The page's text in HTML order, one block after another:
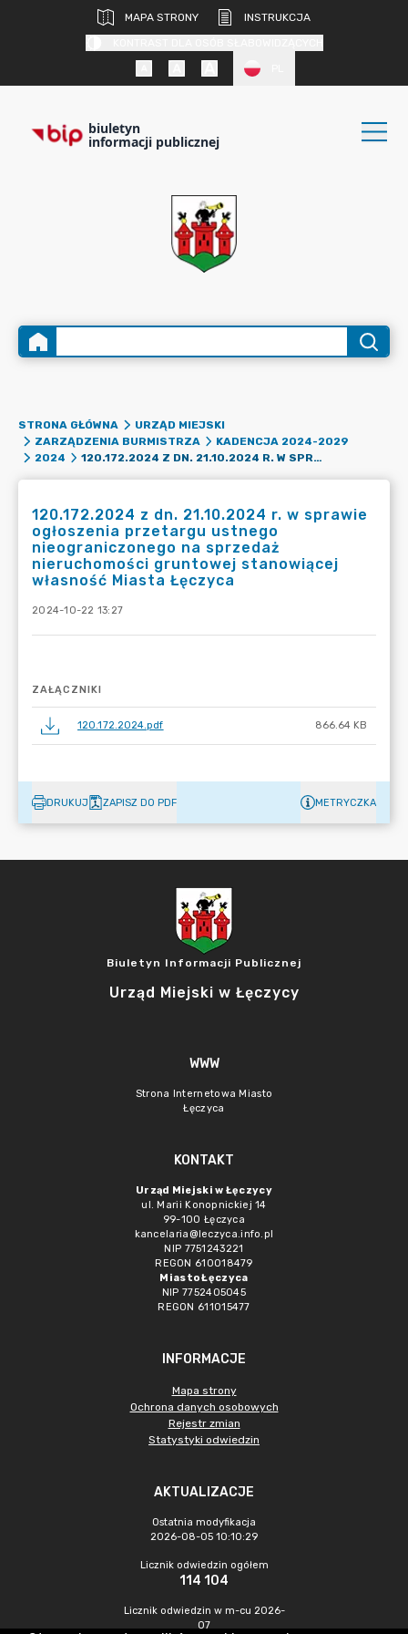
MAPA STRONY
INSTRUKCJA
biuletyn
informacji publicznej
STRONA GŁÓWNA
URZĄD MIEJSKI
ZARZĄDZENIA BURMISTRZA
KADENCJA 2024-2029
2024
120.172.2024 Z DN. 21.10.2024 R. W SPRAWIE OGŁOSZENIA PRZETARGU USTNEGO NIEOGRANICZONEGO NA SPRZEDAŻ NIERUCHOMOŚCI GRUNTOWEJ STANOWIĄCEJ WŁASNOŚĆ MIASTA ŁĘCZYCA
120.172.2024 z dn. 21.10.2024 r. w sprawie
ogłoszenia przetargu ustnego
nieograniczonego na sprzedaż
nieruchomości gruntowej stanowiącej
własność Miasta Łęczyca
2024-10-22 13:27
ZAŁĄCZNIKI
120.172.2024.pdf 866.64 KB
DRUKUJ ZAPISZ DO PDF METRYCZKA
Biuletyn Informacji Publicznej
Urząd Miejski w Łęczycy
WWW
Strona Internetowa Miasto
Łęczyca
KONTAKT
Urząd Miejski w Łęczycy
ul. Marii Konopnickiej 14
99-100 Łęczyca
kancelaria@leczyca.info.pl
NIP 7751243221
REGON 610018479
Miasto Łęczyca
NIP 7752405045
REGON 611015477
INFORMACJE
Mapa strony
Ochrona danych osobowych
Rejestr zmian
Statystyki odwiedzin
AKTUALIZACJE
Ostatnia modyfikacja
2026-08-05 10:10:29
Licznik odwiedzin ogółem
114 104
Licznik odwiedzin w m-cu 2026-
07